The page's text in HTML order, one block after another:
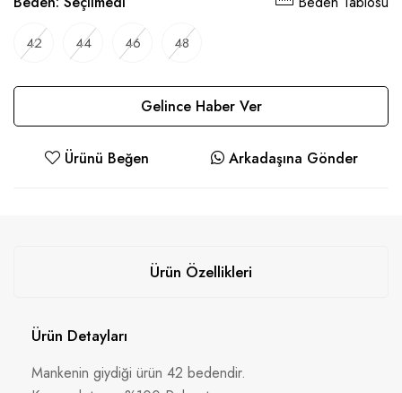
42 44 46 48
Gelince Haber Ver
Ürünü Beğen Arkadaşına Gönder
Ürün Özellikleri
Ürün Detayları
Mankenin giydiği ürün 42 bedendir.